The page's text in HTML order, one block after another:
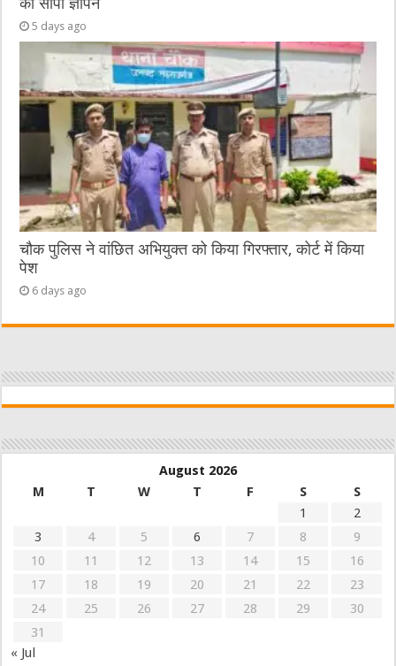
को सौंपा ज्ञापन
5 days ago
चौक पुलिस ने वांछित अभियुक्त को किया गिरफ्तार, कोर्ट में किया
पेश
6 days ago
August 2026
M
T W T F S
S
1
2
3
4 5 6 7 8
9
10
11 12 13 14 15
16
17
18 19 20 21 22
23
24
25 26 27 28 29
30
31
« Jul